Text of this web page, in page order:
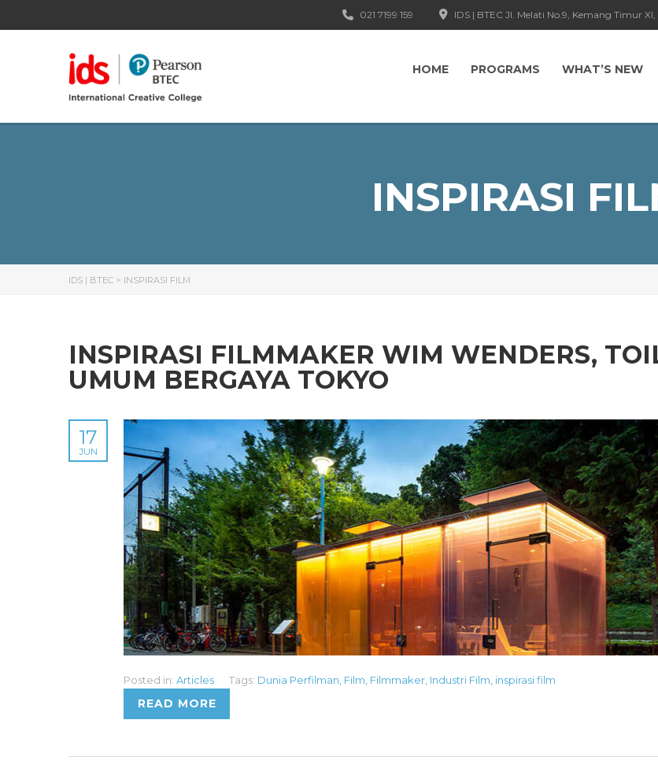
IDS | BTEC Jl. Melati No.9, Kemang Timur
021 7199 159
HOME PROGRAMS WHAT’S NEW
INSPIRASI
IDS | BTEC > INSPIRASI FILM
INSPIRASI FILMMAKER WIM WENDERS,
UMUM BERGAYA TOKYO
17
JUN
Posted in: Articles Tags: Dunia Perfilman Film Filmmaker Industri Film inspirasi film
READ MORE